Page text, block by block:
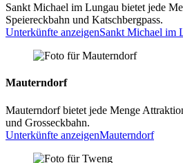
Sankt Michael im Lungau bietet jede
Speiereckbahn und Katschbergpass.
Unterkünfte anzeigenSankt Michael im
Mauterndorf
Mauterndorf bietet jede Menge
und Grosseckbahn.
Unterkünfte anzeigenMauterndorf